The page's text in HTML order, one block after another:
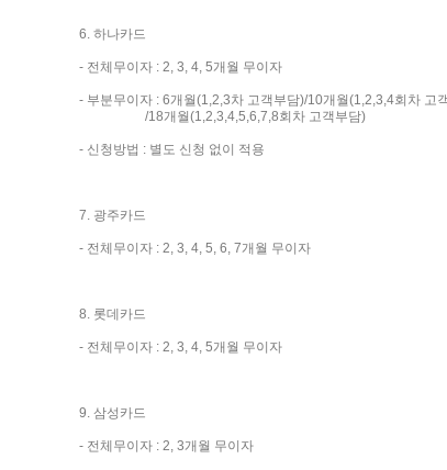
6. 하나카드
- 전체무이자 : 2, 3, 4, 5개월 무이자
- 부분무이자 : 6개월(1,2,3차 고객부담)/10개월(1,2,3,4회차 고
/18개월(1,2,3,4,5,6,7,8회차 고객부담)
- 신청방법 : 별도 신청 없이 적용
7. 광주카드
- 전체무이자 : 2, 3, 4, 5, 6, 7개월 무이자
8. 롯데카드
- 전체무이자 : 2, 3, 4, 5개월 무이자
9. 삼성카드
- 전체무이자 : 2, 3개월 무이자